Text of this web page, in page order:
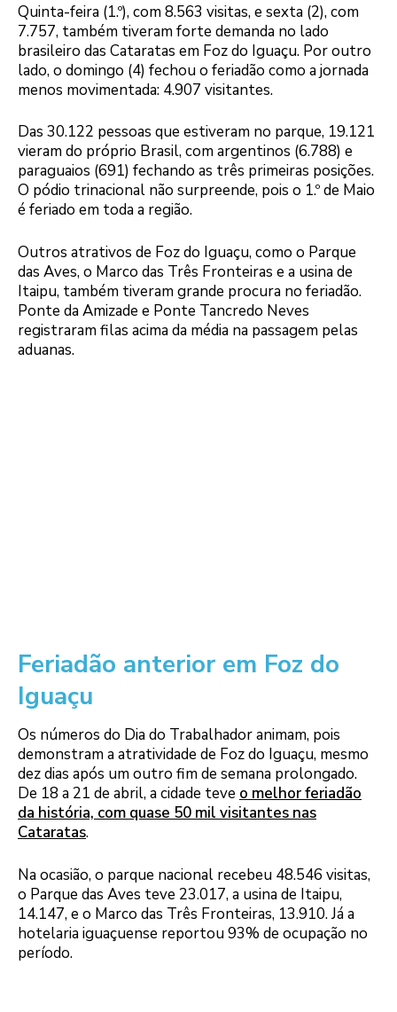
Quinta-feira (1.º), com 8.563 visitas, e sexta (2), com
7.757, também tiveram forte demanda no lado
brasileiro das Cataratas em Foz do Iguaçu. Por outro
lado, o domingo (4) fechou o feriadão como a jornada
menos movimentada: 4.907 visitantes.
Das 30.122 pessoas que estiveram no parque, 19.121
vieram do próprio Brasil, com argentinos (6.788) e
paraguaios (691) fechando as três primeiras posições.
O pódio trinacional não surpreende, pois o 1.º de Maio
é feriado em toda a região.
Outros atrativos de Foz do Iguaçu, como o Parque
das Aves, o Marco das Três Fronteiras e a usina de
Itaipu, também tiveram grande procura no feriadão.
Ponte da Amizade e Ponte Tancredo Neves
registraram filas acima da média na passagem pelas
aduanas.
Feriadão anterior em Foz do
Iguaçu
Os números do Dia do Trabalhador animam, pois
demonstram a atratividade de Foz do Iguaçu, mesmo
dez dias após um outro fim de semana prolongado.
De 18 a 21 de abril, a cidade teve o melhor feriadão
da história, com quase 50 mil visitantes nas
Cataratas.
Na ocasião, o parque nacional recebeu 48.546 visitas,
o Parque das Aves teve 23.017, a usina de Itaipu,
14.147, e o Marco das Três Fronteiras, 13.910. Já a
hotelaria iguaçuense reportou 93% de ocupação no
período.